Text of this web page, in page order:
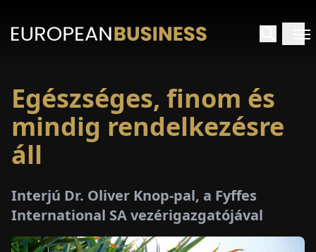
Egészséges, finom és
mindig rendelkezésre
áll
Interjú Dr. Oliver Knop-pal, a Fyffes
International SA vezérigazgatójával